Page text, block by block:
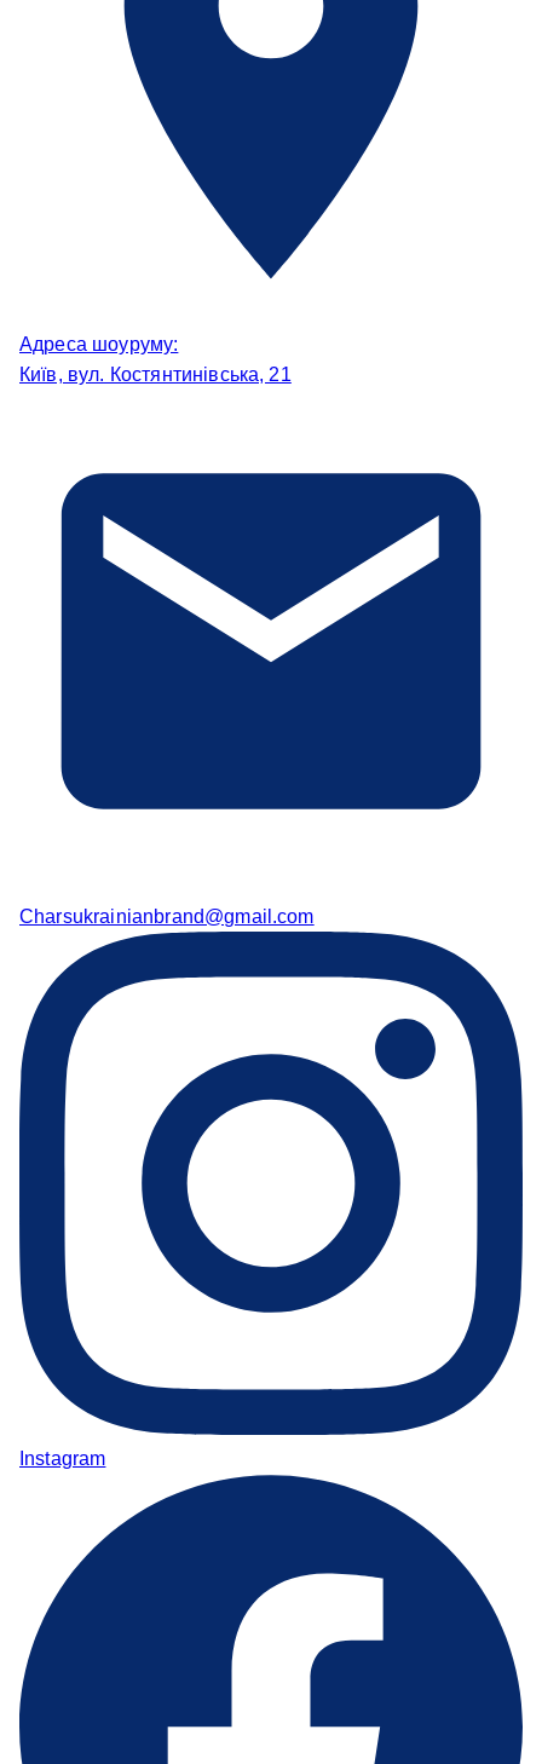
Адреса шоуруму:
Київ, вул. Костянтинівська, 21
Charsukrainianbrand@gmail.com
Instagram